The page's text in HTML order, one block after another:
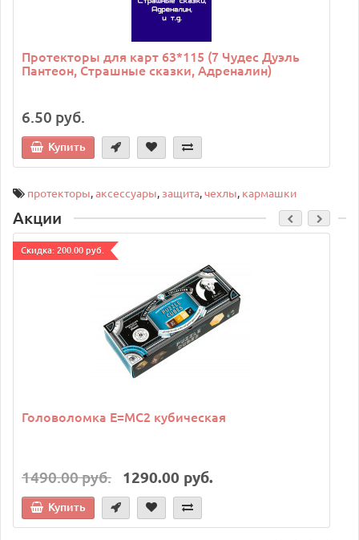
Протекторы для карт 63*115 (7 Чудес Дуэль
Пантеон, Страшные сказки, Адреналин)
6.50 руб.
Купить
протекторы,аксессуары, защита,чехлы, кармашки
Акции
Cкидка: 200.00 руб.
Головоломка E=MC2 кубическая
1490.00 руб. 1290.00 руб.
Купить